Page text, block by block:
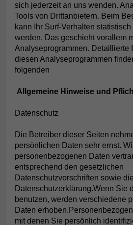
sich jederzeit an uns wenden.
Tools von Drittanbietern. Beim
kann Ihr Surf-Verhalten
werden. Das geschieht vorallem
Analyseprogrammen. Detaillierte
diesen Analyseprogrammen
folgenden
Allgemeine Hinweise und
Datenschutz
Die Betreiber dieser Seiten
persönlichen Daten sehr ernst.
personenbezogenen Daten
entsprechend den gesetzlichen
Datenschutzvorschriften sowie
Datenschutzerklärung.Wenn Sie
benutzen, werden verschiedene
Daten
mit denen Sie persönlich